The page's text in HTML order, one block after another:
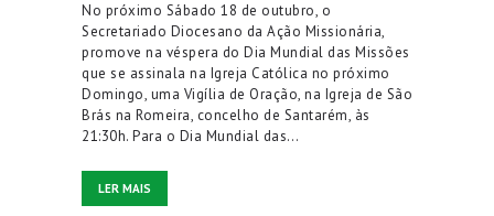
No próximo Sábado 18 de outubro, o
Secretariado Diocesano da Ação Missionária,
promove na véspera do Dia Mundial das Missões
que se assinala na Igreja Católica no próximo
Domingo, uma Vigília de Oração, na Igreja de São
Brás na Romeira, concelho de Santarém, às
21:30h. Para o Dia Mundial das…
LER MAIS